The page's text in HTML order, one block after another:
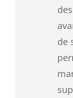
de